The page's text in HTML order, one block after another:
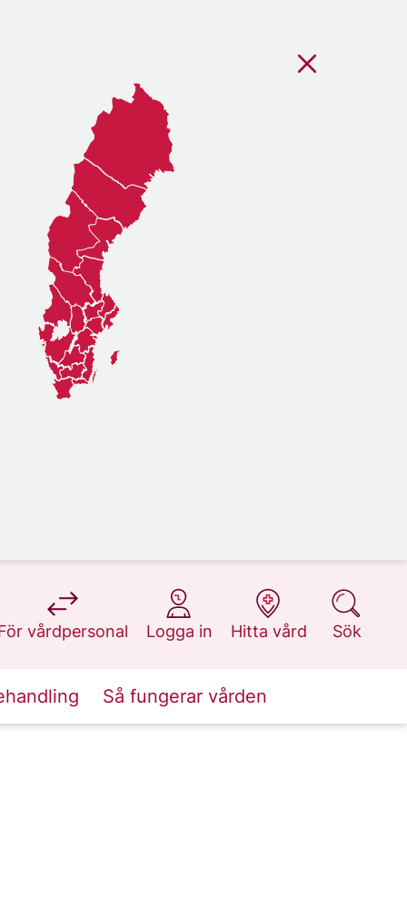
vårdpersonal
på 1177.se
Logga in
på 1177.se
Hitta vård
på 1177.se
Sök
på 1177.se
Så fungerar vården